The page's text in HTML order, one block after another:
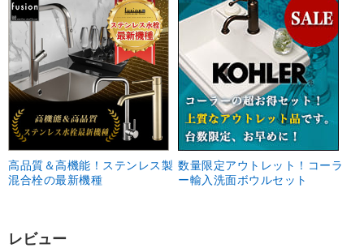
高品質＆高機能！ステンレス製
混合栓の最新機種
数量限定アウトレット！コーラ
ー輸入洗面ボウルセット
レビュー